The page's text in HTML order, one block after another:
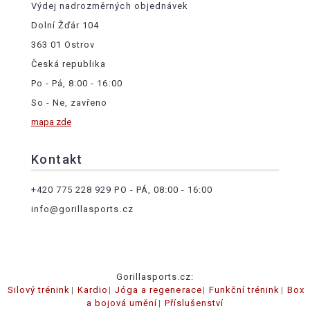
Výdej nadrozměrných objednávek
Dolní Žďár 104
363 01 Ostrov
Česká republika
Po - Pá, 8:00 - 16:00
So - Ne, zavřeno
mapa zde
Kontakt
+420 775 228 929 PO - PÁ, 08:00 - 16:00
info@gorillasports.cz
Gorillasports.cz:
Silový trénink
Kardio Jóga a regenerace Funkční trénink
Box
a bojová umění
Příslušenství